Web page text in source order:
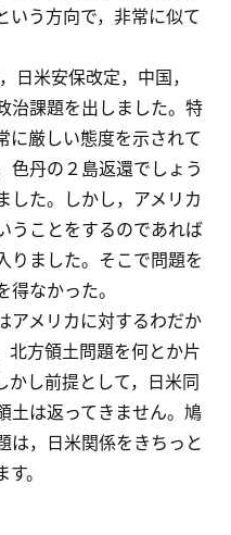
いう方向で，非常に似て
米安保改定，中国，
治課題を出しました。特
に厳しい態度を示されて
色丹の２島返還でしょう
した。しかし，アメリカ
うことをするのであれば
りました。そこで問題を
なかった。
アメリカに対するわだか
北方領土問題を何とか片
かし前提として，日米同
土は返ってきません。鳩
は，日米関係をきちっと
。